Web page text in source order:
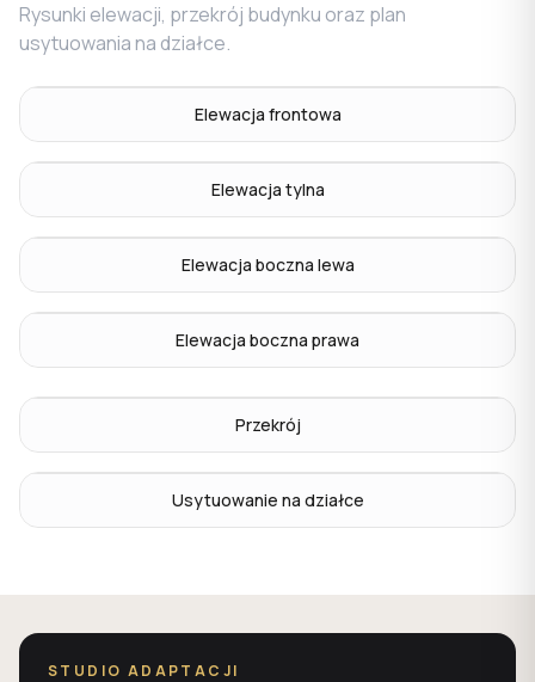
Rysunki elewacji, przekrój budynku oraz plan
usytuowania na działce.
Elewacja frontowa
Elewacja tylna
Elewacja boczna lewa
Elewacja boczna prawa
Przekrój
Usytuowanie na działce
STUDIO ADAPTACJI